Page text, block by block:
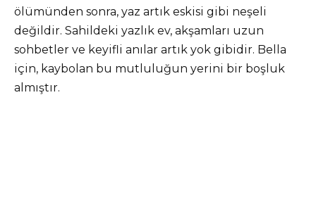
ölümünden sonra, yaz artık eskisi gibi neşeli
değildir. Sahildeki yazlık ev, akşamları uzun
sohbetler ve keyifli anılar artık yok gibidir. Bella
için, kaybolan bu mutluluğun yerini bir boşluk
almıştır.